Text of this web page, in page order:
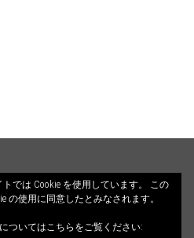
では Cookie を使用しています。 この
の使用に同意したとみなされます。
ついてはこちらをご覧ください: